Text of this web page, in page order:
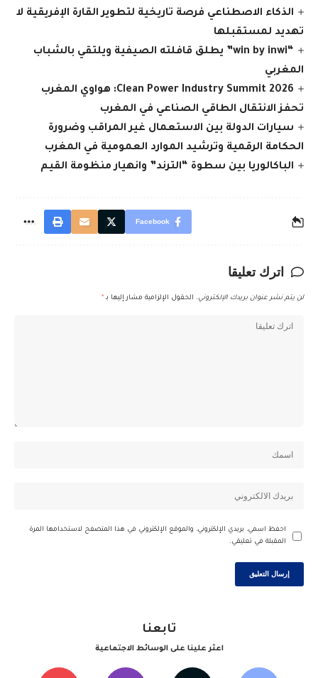
الذكاء الاصطناعي فرصة تاريخية لتطوير القارة الإفريقية لا
تهديد لمستقبلها
“win by inwi” يطلق قافلته الصيفية ويلتقي بالشباب
المغربي
Clean Power Industry Summit 2026: هواوي المغرب
تحفز الانتقال الطاقي الصناعي في المغرب
سيارات الدولة بين الاستعمال غير المراقب وضرورة
الحكامة الرقمية وترشيد الموارد العمومية في المغرب
الباكالوريا بين سطوة “الترند” وانهيار منظومة القيم
Facebook
اترك تعليقا
لن يتم نشر عنوان بريدك الإلكتروني. الحقول الإلزامية مشار إليها بـ *
احفظ اسمي، بريدي الإلكتروني، والموقع الإلكتروني في هذا المتصفح لاستخدامها المرة
المقبلة في تعليقي.
تابعنا
اعثر علينا على الوسائط الاجتماعية